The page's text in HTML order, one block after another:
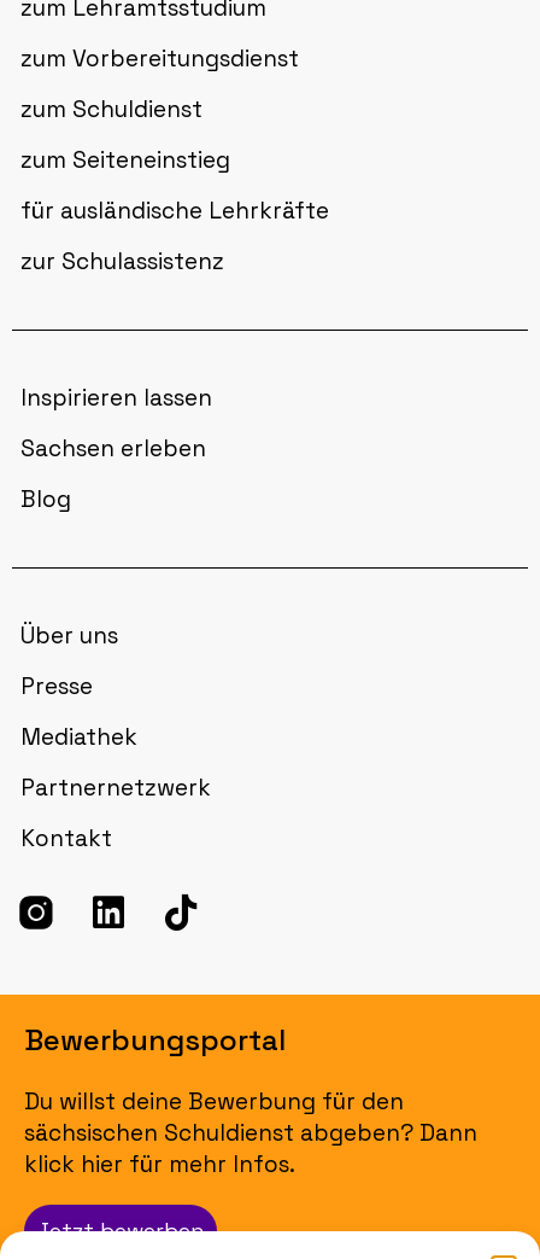
zum Lehramtsstudium
zum Vorbereitungsdienst
zum Schuldienst
zum Seiteneinstieg
für ausländische Lehrkräfte
zur Schulassistenz
Inspirieren lassen
Sachsen erleben
Blog
Über uns
Presse
Mediathek
Partnernetzwerk
Kontakt
Bewerbungsportal
Du willst deine Bewerbung für den
sächsischen Schuldienst abgeben? Dann
klick hier für mehr Infos.
Jetzt bewerben